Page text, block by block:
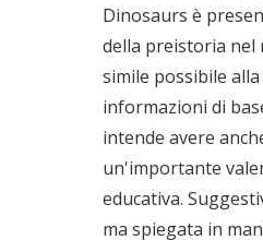
Dinosaurs è
della preistoria nel
simile possibile
informazioni di
intende avere
un'importante
educativa.
ma spiegata in